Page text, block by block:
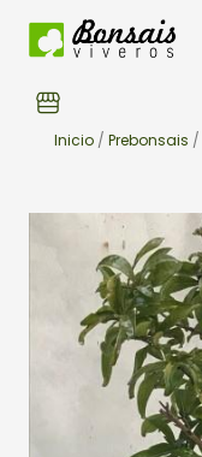
Inicio / Prebonsais /